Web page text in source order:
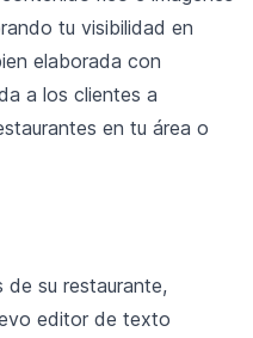
tu visibilidad en
elaborada con
a los clientes a
en tu área o
de su restaurante,
editor de texto